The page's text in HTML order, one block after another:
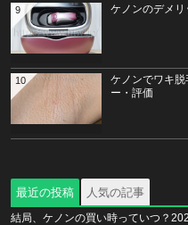
ケノンのデメ
9
ケノンでワキ
ー・評価
10
最近の投稿 人気の記事
結局、ケノンの買い時っていつ？